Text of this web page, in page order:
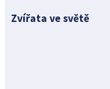
Zvířata ve světě